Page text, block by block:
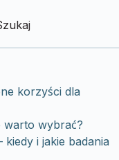
korzyści dla
warto wybrać?
i jakie badania